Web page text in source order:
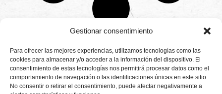
Gestionar consentimiento
Para ofrecer las mejores experiencias, utilizamos tecnologías como las
cookies para almacenar y/o acceder a la información del dispositivo. El
consentimiento de estas tecnologías nos permitirá procesar datos como el
comportamiento de navegación o las identificaciones únicas en este sitio.
No consentir o retirar el consentimiento, puede afectar negativamente a
Productores
de
fresas,
frambuesas,
CONTÁCTANOS
Camino de
Montemayor s/n
21800 Moguer.
Huelva ESPAÑA.
Aviso legal
Política de
privacidad
Canal de denuncias